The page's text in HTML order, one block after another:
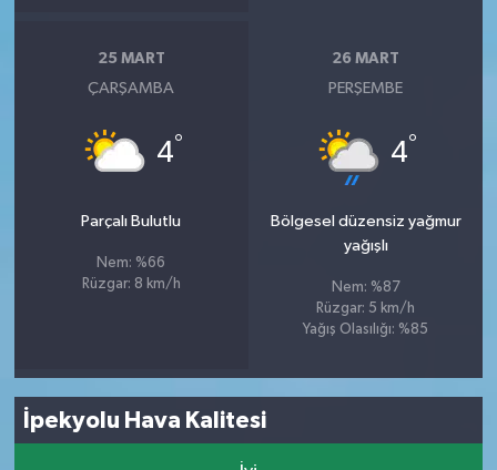
25 MART
ÇARŞAMBA
4°
Parçalı Bulutlu
Nem: %66
Rüzgar: 8 km/h
26 MART
PERŞEMBE
4°
Bölgesel düzensiz yağmur
yağışlı
Nem: %87
Rüzgar: 5 km/h
Yağış Olasılığı: %85
İpekyolu Hava Kalitesi